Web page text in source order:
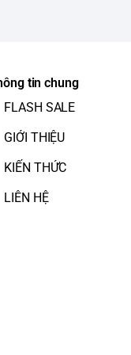
tin chung
FLASH SALE
GIỚI THIỆU
KIẾN THỨC
LIÊN HỆ